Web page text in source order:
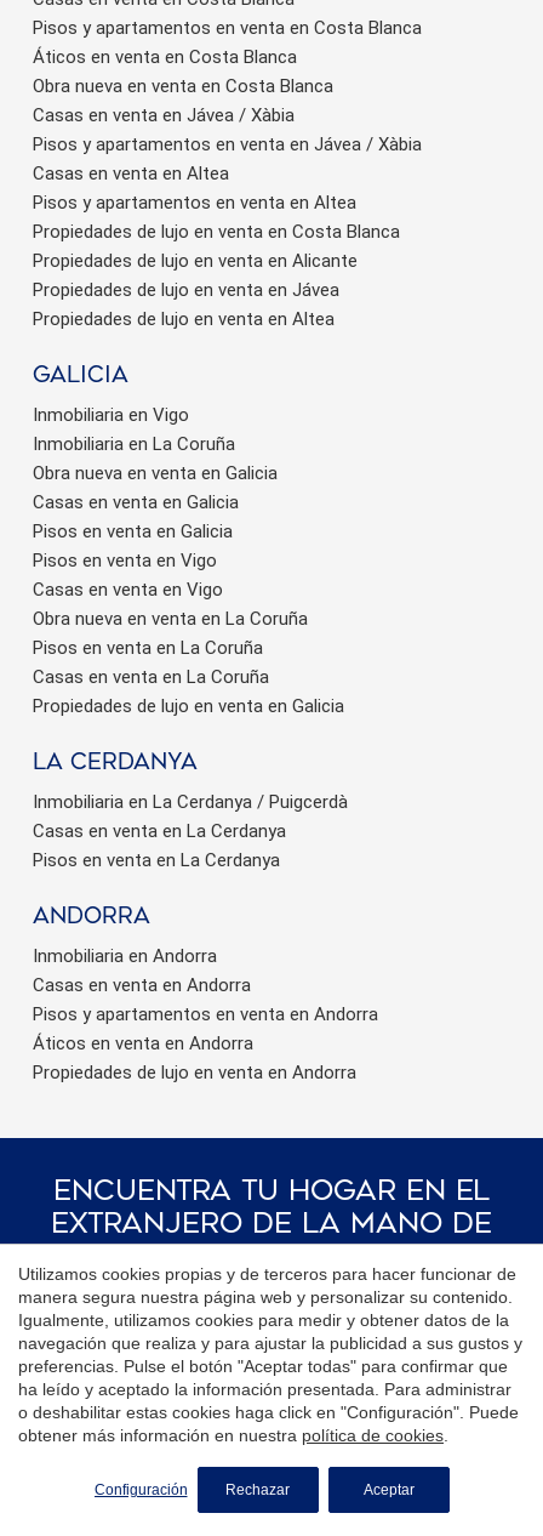
Pisos y apartamentos en venta en Costa Blanca
Áticos en venta en Costa Blanca
Obra nueva en venta en Costa Blanca
Casas en venta en Jávea / Xàbia
Pisos y apartamentos en venta en Jávea / Xàbia
Casas en venta en Altea
Pisos y apartamentos en venta en Altea
Propiedades de lujo en venta en Costa Blanca
Propiedades de lujo en venta en Alicante
Propiedades de lujo en venta en Jávea
Propiedades de lujo en venta en Altea
Galicia
Inmobiliaria en Vigo
Inmobiliaria en La Coruña
Obra nueva en venta en Galicia
Casas en venta en Galicia
Pisos en venta en Galicia
Pisos en venta en Vigo
Casas en venta en Vigo
Obra nueva en venta en La Coruña
Pisos en venta en La Coruña
Casas en venta en La Coruña
Propiedades de lujo en venta en Galicia
La Cerdanya
Inmobiliaria en La Cerdanya / Puigcerdà
Casas en venta en La Cerdanya
Pisos en venta en La Cerdanya
Andorra
Inmobiliaria en Andorra
Casas en venta en Andorra
Pisos y apartamentos en venta en Andorra
Áticos en venta en Andorra
Propiedades de lujo en venta en Andorra
Encuentra Tu Hogar En El
Extranjero De La Mano De
Visita nuestras páginas web
internacionales y encuentra tu
propiedad ideal en los destinos más
exclusivos
Andorra Luxembourg
Utilizamos cookies propias y de terceros para hacer funcionar de
manera segura nuestra página web y personalizar su contenido.
Igualmente, utilizamos cookies para medir y obtener datos de la
navegación que realiza y para ajustar la publicidad a sus gustos y
preferencias. Pulse el botón "Aceptar todas" para confirmar que
ha leído y aceptado la información presentada. Para administrar
o deshabilitar estas cookies haga click en "Configuración". Puede
obtener más información en nuestra política de cookies
Configuración Rechazar Aceptar
Guardar configuración